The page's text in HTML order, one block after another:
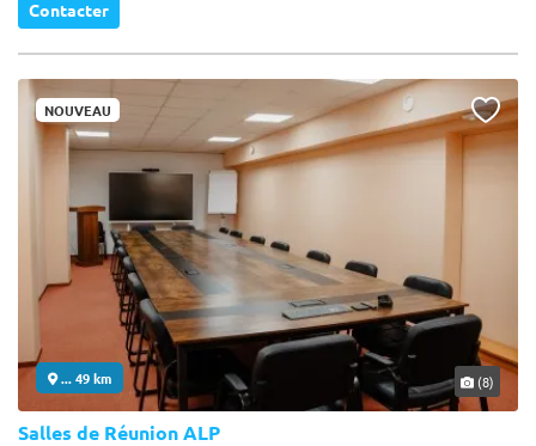
Contacter
NOUVEAU
... 49 km (8)
Salles de Réunion ALP